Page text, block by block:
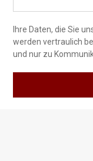
Ihre Daten, die Sie
werden vertraulich
und nur zu